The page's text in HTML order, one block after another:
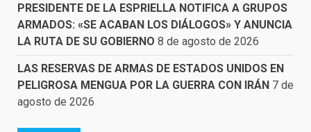
PRESIDENTE DE LA ESPRIELLA NOTIFICA A GRUPOS
ARMADOS: «SE ACABAN LOS DIÁLOGOS» Y ANUNCIA
LA RUTA DE SU GOBIERNO 8 de agosto de 2026
LAS RESERVAS DE ARMAS DE ESTADOS UNIDOS EN
PELIGROSA MENGUA POR LA GUERRA CON IRÁN 7 de
agosto de 2026